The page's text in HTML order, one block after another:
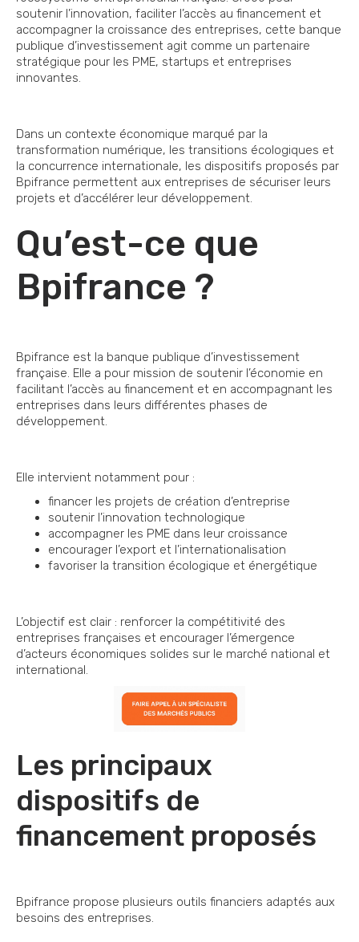
soutenir l’innovation, faciliter l’accès au financement et
accompagner la croissance des entreprises, cette banque
publique d’investissement agit comme un partenaire
stratégique pour les PME, startups et entreprises
innovantes.
Dans un contexte économique marqué par la
transformation numérique, les transitions écologiques et
la concurrence internationale, les dispositifs proposés par
Bpifrance permettent aux entreprises de sécuriser leurs
projets et d’accélérer leur développement.
Qu’est-ce que
Bpifrance ?
Bpifrance est la banque publique d’investissement
française. Elle a pour mission de soutenir l’économie en
facilitant l’accès au financement et en accompagnant les
entreprises dans leurs différentes phases de
développement.
Elle intervient notamment pour :
financer les projets de création d’entreprise
soutenir l’innovation technologique
accompagner les PME dans leur croissance
encourager l’export et l’internationalisation
favoriser la transition écologique et énergétique
L’objectif est clair : renforcer la compétitivité des
entreprises françaises et encourager l’émergence
d’acteurs économiques solides sur le marché national et
international.
Les principaux
dispositifs de
financement proposés
Bpifrance propose plusieurs outils financiers adaptés aux
besoins des entreprises.